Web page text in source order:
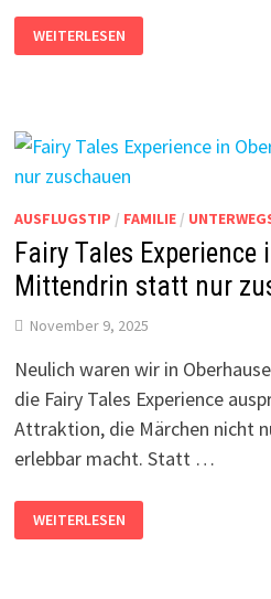
NRW
–
WEITERLESEN
AUSFLUGSTIP / FAMILIE/
Fairy Tales Experience
Mittendrin statt nur
November 9, 2025
Neulich waren wir in
die Fairy Tales Experience
Attraktion, die Märchen nicht
erlebbar macht. Statt …
TALES
EXPERIENCE
WEITERLESEN